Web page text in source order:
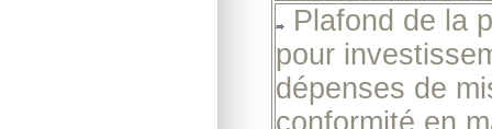
Plafond de la
pour
dépenses de
conformité en